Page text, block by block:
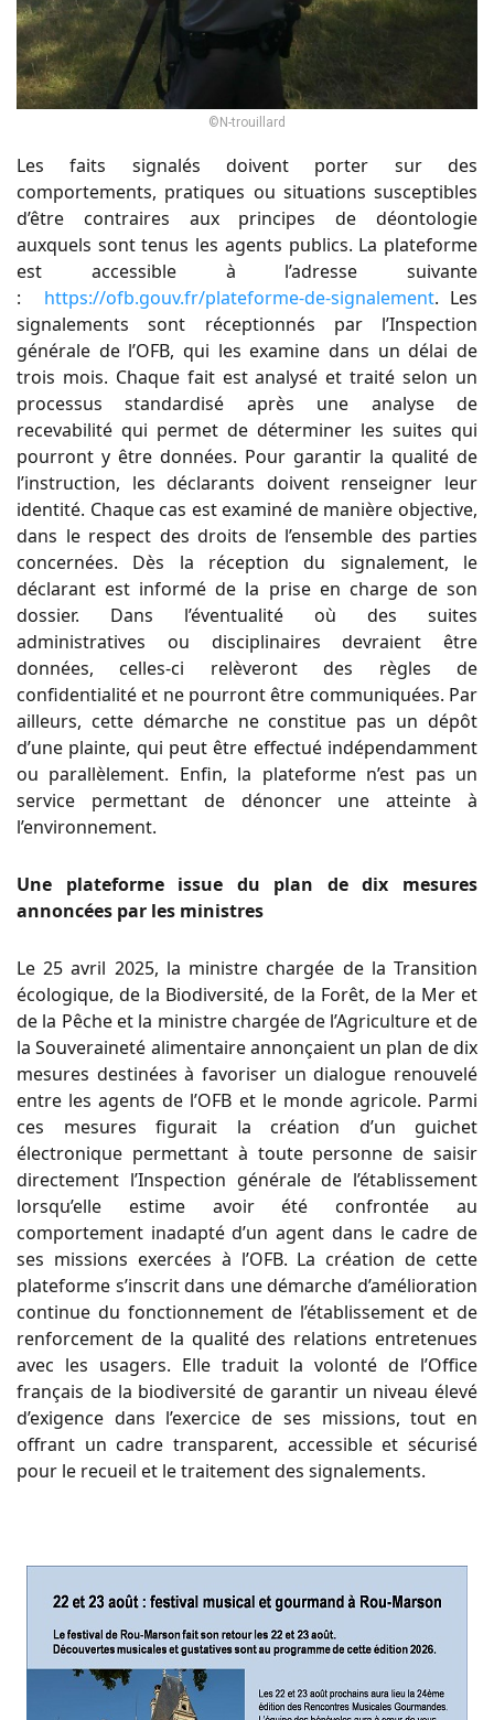
©N-trouillard
Les faits signalés doivent porter sur des
comportements, pratiques ou situations susceptibles
d’être contraires aux principes de déontologie
auxquels sont tenus les agents publics. La plateforme
est accessible à l’adresse suivante
: https://ofb.gouv.fr/plateforme-de-signalement. Les
signalements sont réceptionnés par l’Inspection
générale de l’OFB, qui les examine dans un délai de
trois mois. Chaque fait est analysé et traité selon un
processus standardisé après une analyse de
recevabilité qui permet de déterminer les suites qui
pourront y être données. Pour garantir la qualité de
l’instruction, les déclarants doivent renseigner leur
identité. Chaque cas est examiné de manière objective,
dans le respect des droits de l’ensemble des parties
concernées. Dès la réception du signalement, le
déclarant est informé de la prise en charge de son
dossier. Dans l’éventualité où des suites
administratives ou disciplinaires devraient être
données, celles-ci relèveront des règles de
confidentialité et ne pourront être communiquées. Par
ailleurs, cette démarche ne constitue pas un dépôt
d’une plainte, qui peut être effectué indépendamment
ou parallèlement. Enfin, la plateforme n’est pas un
service permettant de dénoncer une atteinte à
l’environnement.
Une plateforme issue du plan de dix mesures
annoncées par les ministres
Le 25 avril 2025, la ministre chargée de la Transition
écologique, de la Biodiversité, de la Forêt, de la Mer et
de la Pêche et la ministre chargée de l’Agriculture et de
la Souveraineté alimentaire annonçaient un plan de dix
mesures destinées à favoriser un dialogue renouvelé
entre les agents de l’OFB et le monde agricole. Parmi
ces mesures figurait la création d’un guichet
électronique permettant à toute personne de saisir
directement l’Inspection générale de l’établissement
lorsqu’elle estime avoir été confrontée au
comportement inadapté d’un agent dans le cadre de
ses missions exercées à l’OFB. La création de cette
plateforme s’inscrit dans une démarche d’amélioration
continue du fonctionnement de l’établissement et de
renforcement de la qualité des relations entretenues
avec les usagers. Elle traduit la volonté de l’Office
français de la biodiversité de garantir un niveau élevé
d’exigence dans l’exercice de ses missions, tout en
offrant un cadre transparent, accessible et sécurisé
pour le recueil et le traitement des signalements.